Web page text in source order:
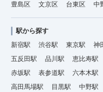
豊島区
文京区 台東区 中
駅から探す
新宿駅
渋谷駅 東京駅 神
五反田駅
品川駅 恵比寿駅
赤坂駅
表参道駅 六本木駅
高田馬場駅
目黒駅 中野駅